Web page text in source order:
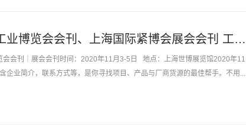
2020上海国际紧固件工业博览会会刊、上海国际紧博会展会会刊 工博会五金会刊-PDF文档电子版资料
会刊｜展会会刊时间：2020年11月3-5日 地点：上海世博展览馆2020年11
企业简介，联系方式等，是你寻找项目、产品与厂商货源的最佳帮手。不用...